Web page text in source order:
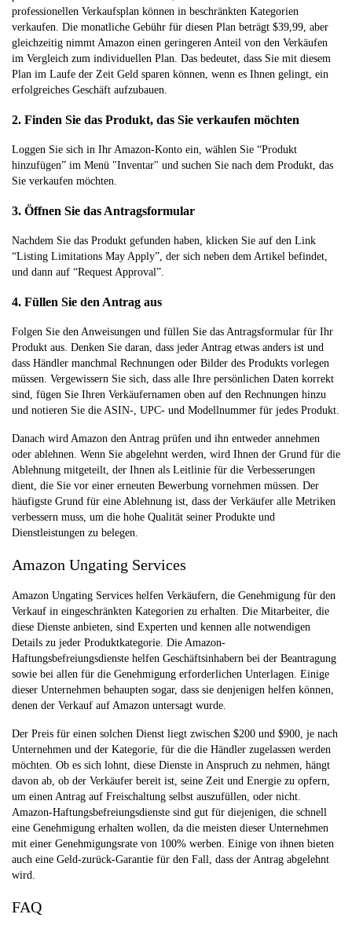
professionellen Verkaufsplan können in beschränkten Kategorien
verkaufen. Die monatliche Gebühr für diesen Plan beträgt $39,99, aber
gleichzeitig nimmt Amazon einen geringeren Anteil von den Verkäufen
im Vergleich zum individuellen Plan. Das bedeutet, dass Sie mit diesem
Plan im Laufe der Zeit Geld sparen können, wenn es Ihnen gelingt, ein
erfolgreiches Geschäft aufzubauen.
2. Finden Sie das Produkt, das Sie verkaufen möchten
Loggen Sie sich in Ihr Amazon-Konto ein, wählen Sie “Produkt
hinzufügen” im Menü "Inventar" und suchen Sie nach dem Produkt, das
Sie verkaufen möchten.
3. Öffnen Sie das Antragsformular
Nachdem Sie das Produkt gefunden haben, klicken Sie auf den Link
“Listing Limitations May Apply”, der sich neben dem Artikel befindet,
und dann auf “Request Approval”.
4. Füllen Sie den Antrag aus
Folgen Sie den Anweisungen und füllen Sie das Antragsformular für Ihr
Produkt aus. Denken Sie daran, dass jeder Antrag etwas anders ist und
dass Händler manchmal Rechnungen oder Bilder des Produkts vorlegen
müssen. Vergewissern Sie sich, dass alle Ihre persönlichen Daten korrekt
sind, fügen Sie Ihren Verkäufernamen oben auf den Rechnungen hinzu
und notieren Sie die ASIN-, UPC- und Modellnummer für jedes Produkt.
Danach wird Amazon den Antrag prüfen und ihn entweder annehmen
oder ablehnen. Wenn Sie abgelehnt werden, wird Ihnen der Grund für die
Ablehnung mitgeteilt, der Ihnen als Leitlinie für die Verbesserungen
dient, die Sie vor einer erneuten Bewerbung vornehmen müssen. Der
häufigste Grund für eine Ablehnung ist, dass der Verkäufer alle Metriken
verbessern muss, um die hohe Qualität seiner Produkte und
Dienstleistungen zu belegen.
Amazon Ungating Services
Amazon Ungating Services helfen Verkäufern, die Genehmigung für den
Verkauf in eingeschränkten Kategorien zu erhalten. Die Mitarbeiter, die
diese Dienste anbieten, sind Experten und kennen alle notwendigen
Details zu jeder Produktkategorie. Die Amazon-
Haftungsbefreiungsdienste helfen Geschäftsinhabern bei der Beantragung
sowie bei allen für die Genehmigung erforderlichen Unterlagen. Einige
dieser Unternehmen behaupten sogar, dass sie denjenigen helfen können,
denen der Verkauf auf Amazon untersagt wurde.
Der Preis für einen solchen Dienst liegt zwischen $200 und $900, je nach
Unternehmen und der Kategorie, für die die Händler zugelassen werden
möchten. Ob es sich lohnt, diese Dienste in Anspruch zu nehmen, hängt
davon ab, ob der Verkäufer bereit ist, seine Zeit und Energie zu opfern,
um einen Antrag auf Freischaltung selbst auszufüllen, oder nicht.
Amazon-Haftungsbefreiungsdienste sind gut für diejenigen, die schnell
eine Genehmigung erhalten wollen, da die meisten dieser Unternehmen
mit einer Genehmigungsrate von 100% werben. Einige von ihnen bieten
auch eine Geld-zurück-Garantie für den Fall, dass der Antrag abgelehnt
wird.
FAQ